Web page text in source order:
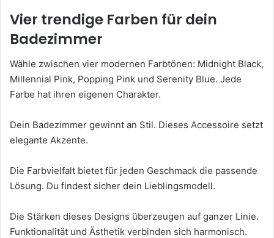
Vier trendige Farben für dein
Badezimmer
Wähle zwischen vier modernen Farbtönen: Midnight Black,
Millennial Pink, Popping Pink und Serenity Blue. Jede
Farbe hat ihren eigenen Charakter.
Dein Badezimmer gewinnt an Stil. Dieses Accessoire setzt
elegante Akzente.
Die Farbvielfalt bietet für jeden Geschmack die passende
Lösung. Du findest sicher dein Lieblingsmodell.
Die Stärken dieses Designs überzeugen auf ganzer Linie.
Funktionalität und Ästhetik verbinden sich harmonisch.